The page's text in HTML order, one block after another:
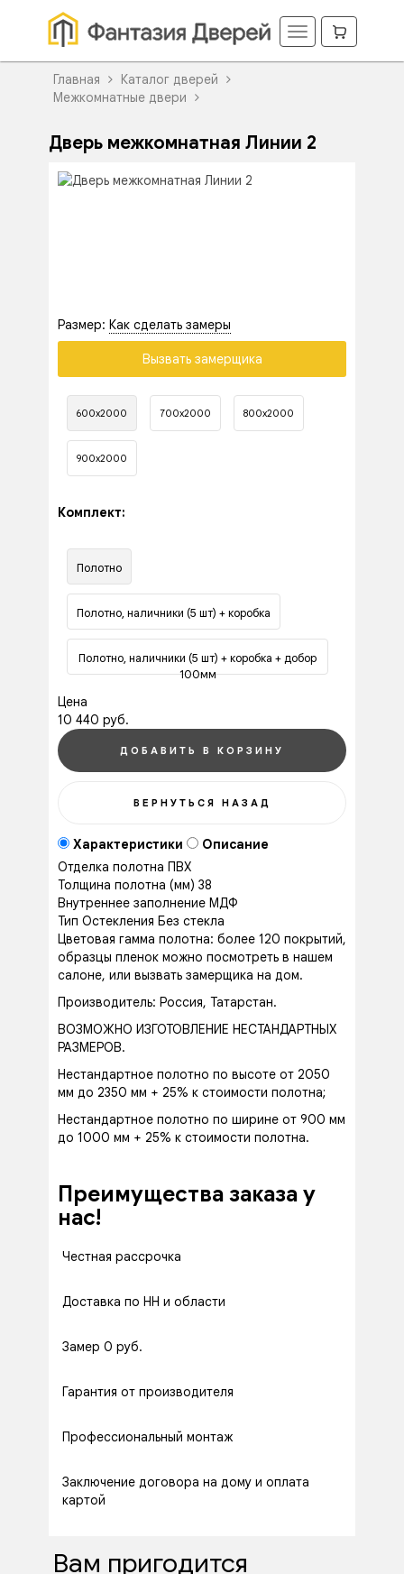
Главная
Каталог дверей
Межкомнатные двери
Дверь межкомнатная Линии 2
Размер: Как сделать замеры
Вызвать замерщика
600х2000 700х2000 800х2000
900х2000
Комплект:
Полотно
Полотно, наличники (5 шт) + коробка
Полотно, наличники (5 шт) + коробка + добор
100мм
Цена
10 440 руб.
Характеристики
Описание
Отделка полотна ПВХ
Толщина полотна (мм) 38
Внутреннее заполнение МДФ
Тип Остекления Без стекла
Цветовая гамма полотна: более 120 покрытий,
образцы пленок можно посмотреть в нашем
салоне, или вызвать замерщика на дом.
Производитель: Россия, Татарстан.
ВОЗМОЖНО ИЗГОТОВЛЕНИЕ НЕСТАНДАРТНЫХ
РАЗМЕРОВ.
Нестандартное полотно по высоте от 2050
мм до 2350 мм + 25% к стоимости полотна;
Нестандартное полотно по ширине от 900 мм
до 1000 мм + 25% к стоимости полотна.
Преимущества заказа у
нас!
Честная рассрочка
Доставка по НН и области
Замер 0 руб.
Гарантия от производителя
Профессиональный монтаж
Заключение договора на дому и оплата
картой
Вам пригодится